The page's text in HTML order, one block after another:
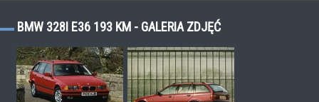
BMW 328I E36 193 KM - GALERIA ZDJĘĆ